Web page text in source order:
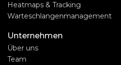
Heatmaps & Tracking
Warteschlangenmanagement
Unternehmen
Über uns
Team